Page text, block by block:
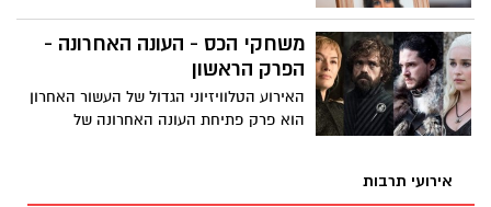
מדינת ישראל כולה. ספרה "עושה כרצונו"
מוצע לכם בימים אלו לקריאה
משחקי הכס - העונה האחרונה -
הפרק הראשון
האירוע הטלוויזיוני הגדול של העשור האחרון
הוא פרק פתיחת העונה האחרונה של
אירועי תרבות